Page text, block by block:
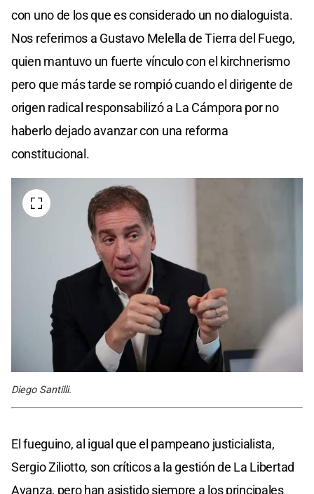
con uno de los que es considerado un no dialoguista.
Nos referimos a Gustavo Melella de Tierra del Fuego,
quien mantuvo un fuerte vínculo con el kirchnerismo
pero que más tarde se rompió cuando el dirigente de
origen radical responsabilizó a La Cámpora por no
haberlo dejado avanzar con una reforma
constitucional.
Diego Santilli.
El fueguino, al igual que el pampeano justicialista,
Sergio Ziliotto, son críticos a la gestión de La Libertad
Avanza, pero han asistido siempre a los principales